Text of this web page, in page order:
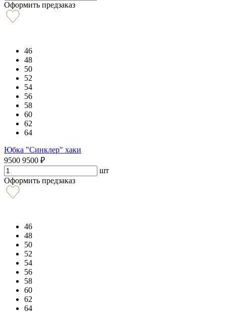
Оформить предзаказ
46
48
50
52
54
56
58
60
62
64
Юбка "Синклер" хаки
9500 9500 ₽
шт
Оформить предзаказ
46
48
50
52
54
56
58
60
62
64